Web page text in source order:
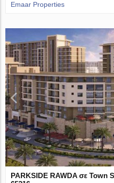
Emaar Properties
PARKSIDE RAWDA σε Town